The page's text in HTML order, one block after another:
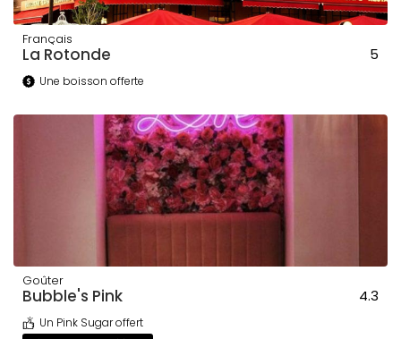
Français
La Rotonde 5
Une boisson offerte
Goûter
Bubble's Pink 4.3
Un Pink Sugar offert